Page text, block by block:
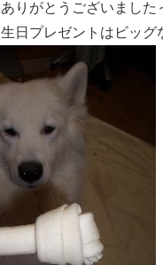
りがとうございました
日プレゼントはビッグ